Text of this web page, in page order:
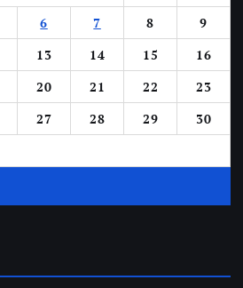
6 7 8
9
13 14 15
16
20 21 22
23
27 28 29
30